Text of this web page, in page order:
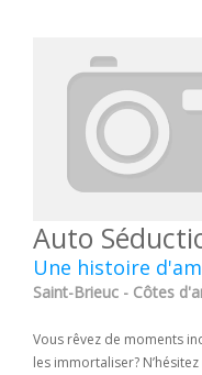
Auto
Une histoire
Saint-Brieuc - Côtes
Vous rêvez de moments
les immortaliser?